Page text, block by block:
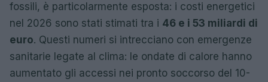
fossili, è particolarmente esposta: i costi energetici
nel 2026 sono stati stimati tra i 46 e i 53 miliardi di
euro. Questi numeri si intrecciano con emergenze
sanitarie legate al clima: le ondate di calore hanno
aumentato gli accessi nei pronto soccorso del 10-